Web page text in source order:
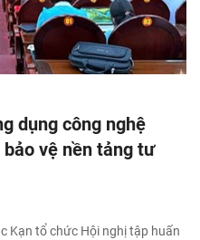
dụng công nghệ
vệ nền tảng tư
Kạn tổ chức Hội nghị tập huấn